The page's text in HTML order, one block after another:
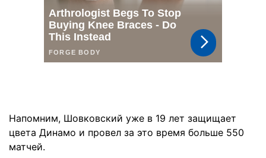
Напомним, Шовковский уже в 19 лет защищает
цвета Динамо и провел за это время больше 550
матчей.